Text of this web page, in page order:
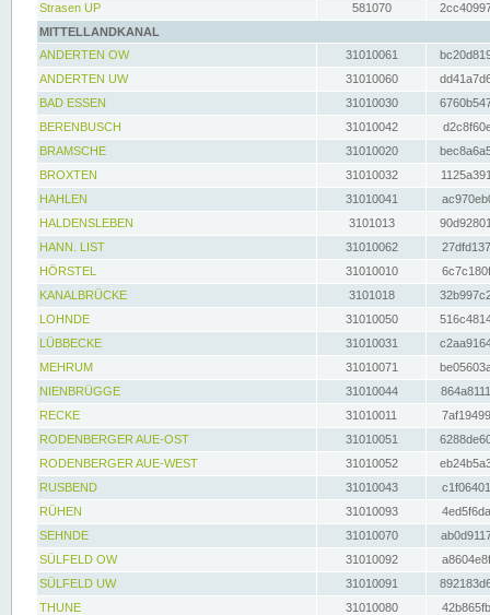
Strasen UP
581070
MITTELLANDKANAL
ANDERTEN OW
31010061
ANDERTEN UW
31010060
BAD ESSEN
31010030
BERENBUSCH
31010042
BRAMSCHE
31010020
BROXTEN
31010032
HAHLEN
31010041
HALDENSLEBEN
3101013
HANN. LIST
31010062
HÖRSTEL
31010010
KANALBRÜCKE
3101018
LOHNDE
31010050
LÜBBECKE
31010031
MEHRUM
31010071
NIENBRÜGGE
31010044
RECKE
31010011
RODENBERGER AUE-OST
31010051
RODENBERGER AUE-WEST
31010052
RUSBEND
31010043
RÜHEN
31010093
SEHNDE
31010070
SÜLFELD OW
31010092
SÜLFELD UW
31010091
THUNE
31010080